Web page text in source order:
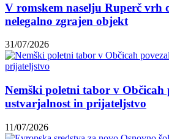
V romskem naselju Ruperč vrh
nelegalno zgrajen objekt
31/07/2026
Nemški poletni tabor v Občicah
ustvarjalnost in prijateljstvo
11/07/2026